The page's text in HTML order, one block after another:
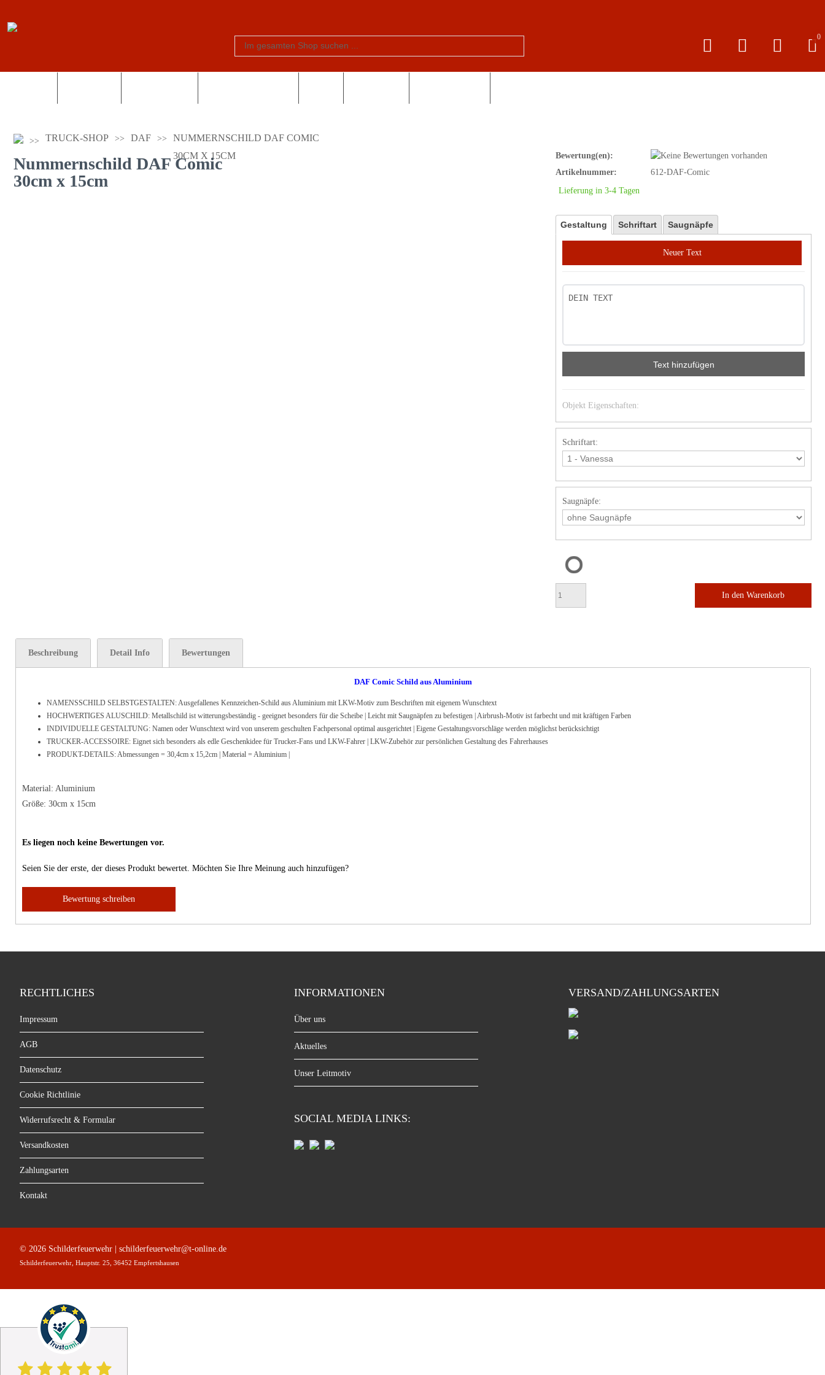
0
TRUCK-SHOP DAF
NUMMERNSCHILD DAF COMIC
30CM X 15CM
Nummernschild DAF Comic
30cm x 15cm
Bewertung(en):
Artikelnummer:
612-DAF-Comic
Lieferung in 3-4 Tagen
Gestaltung Schriftart Saugnäpfe
Neuer Text
Text hinzufügen
Objekt Eigenschaften:
Schriftart:
Saugnäpfe:
In den Warenkorb
Beschreibung Detail Info Bewertungen
DAF Comic Schild aus Aluminium
NAMENSSCHILD SELBSTGESTALTEN: Ausgefallenes Kennzeichen-Schild aus Aluminium mit LKW-Motiv zum Beschriften mit eigenem Wunschtext
HOCHWERTIGES ALUSCHILD: Metallschild ist witterungsbeständig - geeignet besonders für die Scheibe | Leicht mit Saugnäpfen zu befestigen | Airbrush-Motiv ist farbecht und mit kräftigen Farben
INDIVIDUELLE GESTALTUNG: Namen oder Wunschtext wird von unserem geschulten Fachpersonal optimal ausgerichtet | Eigene Gestaltungsvorschläge werden möglichst berücksichtigt
TRUCKER-ACCESSOIRE: Eignet sich besonders als edle Geschenkidee für Trucker-Fans und LKW-Fahrer | LKW-Zubehör zur persönlichen Gestaltung des Fahrerhauses
PRODUKT-DETAILS: Abmessungen = 30,4cm x 15,2cm | Material = Aluminium |
Material: Aluminium
Größe: 30cm x 15cm
Es liegen noch keine Bewertungen vor.
Seien Sie der erste, der dieses Produkt bewertet. Möchten Sie Ihre Meinung auch hinzufügen?
Bewertung schreiben
© 2026 Schilderfeuerwehr | schilderfeuerwehr@t-online.de
Schilderfeuerwehr, Hauptstr. 25, 36452 Empfertshausen
RECHTLICHES
Impressum
AGB
Datenschutz
Cookie Richtlinie
Widerrufsrecht & Formular
Versandkosten
Zahlungsarten
Kontakt
INFORMATIONEN
Über uns
Aktuelles
Unser Leitmotiv
SOCIAL MEDIA LINKS:
VERSAND/ZAHLUNGSARTEN